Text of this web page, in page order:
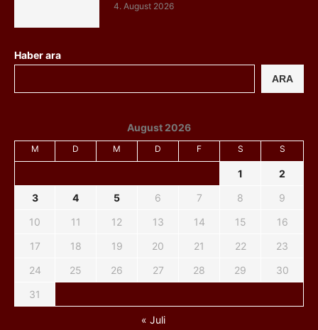
4. August 2026
Haber ara
ARA
August 2026
M D M D F S S
1
2
3
4 5 6 7 8
9
10
11 12 13 14 15
16
17
18 19 20 21 22
23
24
25 26 27 28 29
30
31
« Juli